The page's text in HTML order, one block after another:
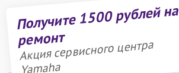
Получите 1500 рублей на
ремонт
Акция сервисного центра
Yamaha